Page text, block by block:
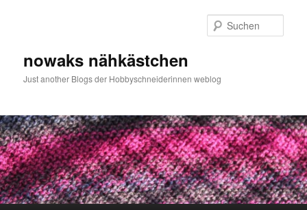
nowaks nähkästchen
Just another Blogs der Hobbyschneiderinnen weblog